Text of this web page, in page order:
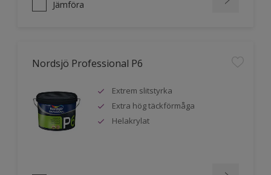
Jämföra
Nordsjö Professional P6
Extrem slitstyrka
Extra hög täckförmåga
Helakrylat